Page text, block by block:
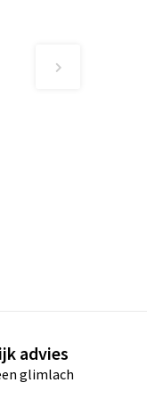
advies
glimlach